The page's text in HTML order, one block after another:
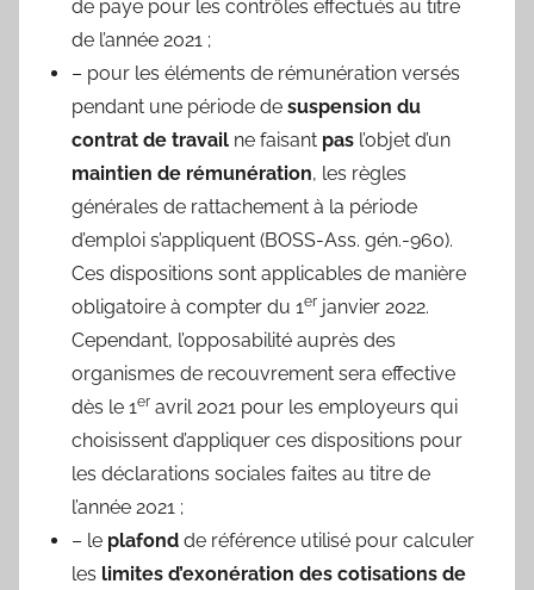
de paye pour les contrôles effectués au titre
de l’année 2021 ;
– pour les éléments de rémunération versés
pendant une période de suspension du
contrat de travail ne faisant pas l’objet d’un
maintien de rémunération, les règles
générales de rattachement à la période
d’emploi s’appliquent (BOSS-Ass. gén.-960).
Ces dispositions sont applicables de manière
obligatoire à compter du 1er janvier 2022.
Cependant, l’opposabilité auprès des
organismes de recouvrement sera effective
dès le 1er avril 2021 pour les employeurs qui
choisissent d’appliquer ces dispositions pour
les déclarations sociales faites au titre de
l’année 2021 ;
– le plafond de référence utilisé pour calculer
les limites d’exonération des cotisations de